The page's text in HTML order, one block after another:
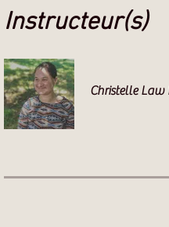
Instructeur(s)
Christelle Law